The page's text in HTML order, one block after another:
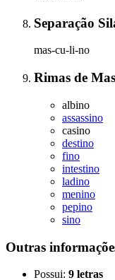
Separação
mas-cu-li-no
Rimas de
albino
assassino
casino
destino
fino
intestino
ladino
menino
pepino
sino
Outras
Possui: 9 letras